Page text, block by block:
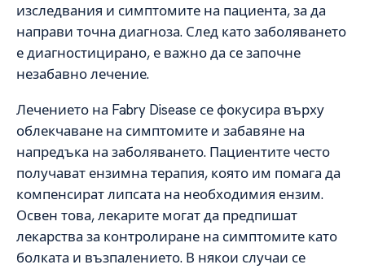
изследвания и симптомите на пациента, за да
направи точна диагноза. След като заболяването
е диагностицирано, е важно да се започне
незабавно лечение.
Лечението на Fabry Disease се фокусира върху
облекчаване на симптомите и забавяне на
напредъка на заболяването. Пациентите често
получават ензимна терапия, която им помага да
компенсират липсата на необходимия ензим.
Освен това, лекарите могат да предпишат
лекарства за контролиране на симптомите като
болката и възпалението. В някои случаи се